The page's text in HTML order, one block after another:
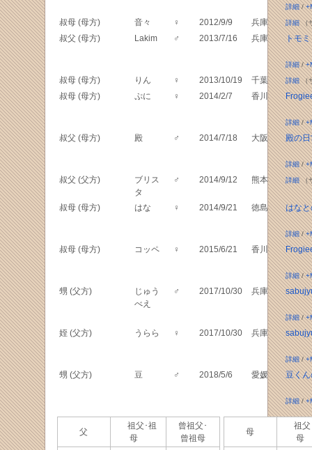
詳細/
叔母 (母方) 音々 ♀ 2012/9/9 兵庫 詳細（
叔父 (母方) Lakim ♂ 2013/7/16 兵庫 トモ
詳細/
叔母 (母方) りん ♀ 2013/10/19 千葉 詳細（
叔母 (母方) ぷに ♀ 2014/2/7 香川
詳細/
叔父 (母方) 殿 ♂ 2014/7/18 大阪 殿の日
詳細/
叔父 (父方)
ブリス
タ
♂ 2014/9/12 熊本 詳細（
叔母 (母方) はな ♀ 2014/9/21 徳島 はな
詳細/
叔母 (母方) コッペ ♀ 2015/6/21 香川
詳細/
甥 (父方)
じゅう
べえ
♂ 2017/10/30 兵庫
詳細/
姪 (父方) うらら ♀ 2017/10/30 兵庫
詳細/
甥 (父方) 豆 ♂ 2018/5/6 愛媛 豆く
詳細/
父
祖父･祖
母
曾祖父･
曾祖母
母
祖父
母